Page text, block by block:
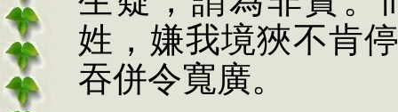
姓，嫌我境狹不肯
吞併令寬廣。